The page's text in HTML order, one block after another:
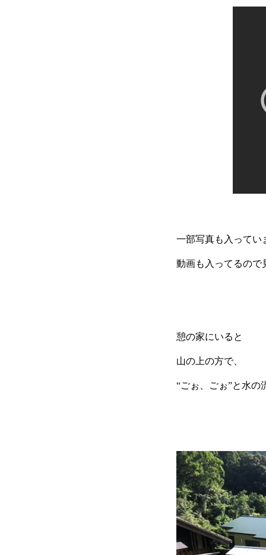
一部写真も入ってい
動画も入ってるので
憩の家にいると
山の上の方で、
“ごぉ、ごぉ”と水の